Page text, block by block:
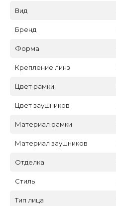
Вид
Бренд
Форма
Крепление линз
Цвет рамки
Цвет заушников
Материал рамки
Материал заушников
Отделка
Стиль
Тип лица